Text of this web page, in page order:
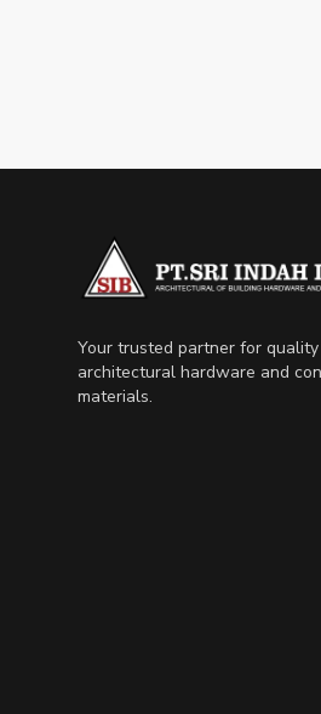
Your trusted partner for quality
architectural hardware and
materials.